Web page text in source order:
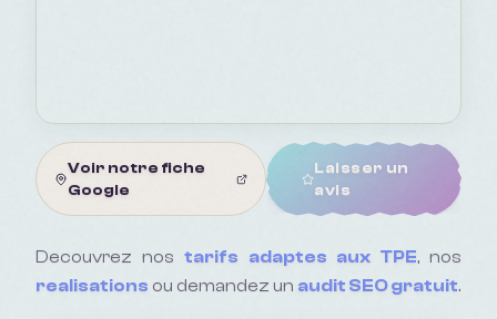
Voir notre fiche
Google
Laisser un
avis
Decouvrez nostarifs adaptes aux TPE, nos
realisations ou demandez un audit SEO gratuit.